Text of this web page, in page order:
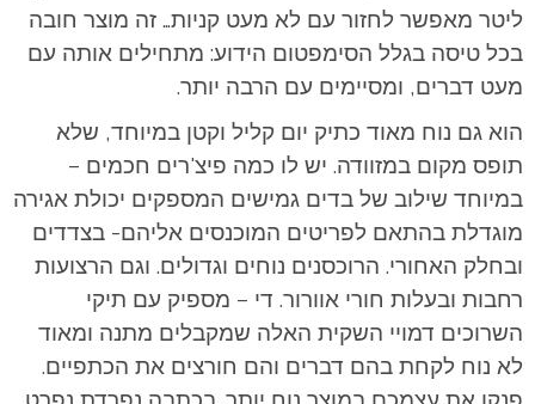
ליטר מאפשר לחזור עם לא מעט קניות… זה מוצר חובה
בכל טיסה בגלל הסימפטום הידוע: מתחילים אותה עם
מעט דברים, ומסיימים עם הרבה יותר.
הוא גם נוח מאוד כתיק יום קליל וקטן במיוחד, שלא
תופס מקום במזוודה. יש לו כמה פיצ'רים חכמים –
במיוחד שילוב של בדים גמישים המספקים יכולת אגירה
מוגדלת בהתאם לפריטים המוכנסים אליהם- בצדדים
ובחלק האחורי. הרוכסנים נוחים וגדולים. וגם הרצועות
רחבות ובעלות חורי אוורור. די – מספיק עם תיקי
השרוכים דמויי השקית האלה שמקבלים מתנה ומאוד
לא נוח לקחת בהם דברים והם חורצים את הכתפיים.